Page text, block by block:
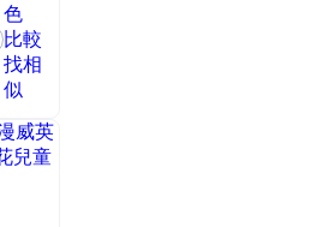
色
比較
找相
似